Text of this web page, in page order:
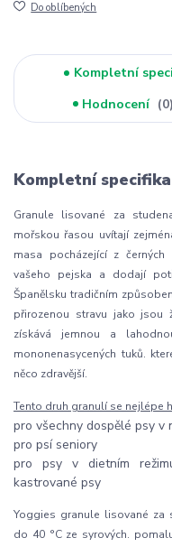
Do oblíbených
Kompletní
Hodnocení
0
Kompletní
Granule lisované za
mořskou řasou uvítají
masa pocházející z
vašeho pejska a dodají
Španělsku tradičním
přirozenou stravu jako jsou
získává jemnou a
mononenasycených tuků.
něco zdravější.
Tento druh granulí se nejlépe
pro všechny dospělé psy v
pro psí seniory
pro psy v dietním
kastrované psy
Yoggies granule lisované za
do 40 °C ze syrových.